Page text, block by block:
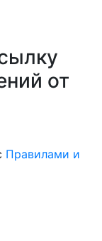
от
Правилами и